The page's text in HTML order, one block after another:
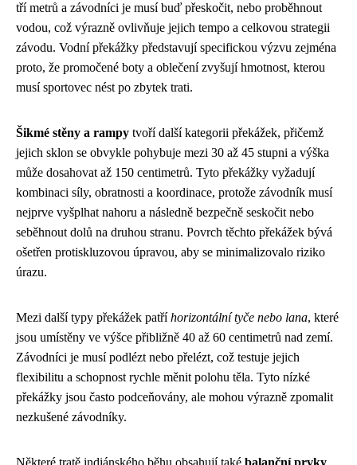
tří metrů a závodníci je musí buď přeskočit, nebo proběhnout
vodou, což výrazně ovlivňuje jejich tempo a celkovou strategii
závodu. Vodní překážky představují specifickou výzvu zejména
proto, že promočené boty a oblečení zvyšují hmotnost, kterou
musí sportovec nést po zbytek trati.
Šikmé stěny a rampy tvoří další kategorii překážek, přičemž
jejich sklon se obvykle pohybuje mezi 30 až 45 stupni a výška
může dosahovat až 150 centimetrů. Tyto překážky vyžadují
kombinaci síly, obratnosti a koordinace, protože závodník musí
nejprve vyšplhat nahoru a následně bezpečně seskočit nebo
seběhnout dolů na druhou stranu. Povrch těchto překážek bývá
ošetřen protiskluzovou úpravou, aby se minimalizovalo riziko
úrazu.
Mezi další typy překážek patříhorizontální tyče nebo lana, které
jsou umístěny ve výšce přibližně 40 až 60 centimetrů nad zemí.
Závodníci je musí podlézt nebo přelézt, což testuje jejich
flexibilitu a schopnost rychle měnit polohu těla. Tyto nízké
překážky jsou často podceňovány, ale mohou výrazně zpomalit
nezkušené závodníky.